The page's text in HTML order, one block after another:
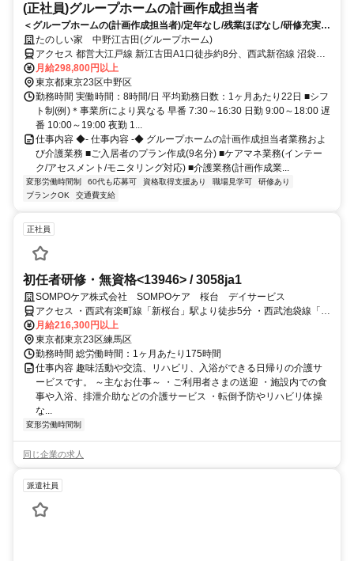
(正社員)グループホームの計画作成担当者
＜グループホームの(計画作成担当者)/定年なし/残業ほぼなし/研修充実＞
プラン作成人数9名なので丁寧なプランが作成可能。ケアマネの更新研
修 費用サポート制度あり◎
たのしい家 中野江古田(グループホーム)
アクセス 都営大江戸線 新江古田A1口徒歩約8分、西武新宿線 沼袋北
口徒歩約15分、西武池袋線 江古田南口徒歩約17分 地下鉄大江戸線
「新江古田」駅から徒歩約8分
月給298,800円以上
東京都東京23区中野区
勤務時間 実働時間：8時間/日 平均勤務日数：1ヶ月あたり22日 ■シフ
ト制(例)＊事業所により異なる 早番 7:30～16:30 日勤 9:00～18:00 遅
番 10:00～19:00 夜勤 1...
仕事内容 ◆- 仕事内容 -◆ グループホームの計画作成担当者業務およ
び介護業務 ■ご入居者のプラン作成(9名分) ■ケアマネ業務(インテー
ク/アセスメント/モニタリング対応) ■介護業務(計画作成業...
変形労働時間制 60代も応募可 資格取得支援あり 職場見学可
研修あり
ブランクOK
交通費支給
正社員
初任者研修・無資格<13946> / 3058ja1
SOMPOケア株式会社 SOMPOケア 桜台 デイサービス
アクセス ・西武有楽町線「新桜台」駅より徒歩5分 ・西武池袋線「桜
台」駅より徒歩8分
月給216,300円以上
東京都東京23区練馬区
勤務時間 総労働時間：1ヶ月あたり175時間
仕事内容 趣味活動や交流、リハビリ、入浴ができる日帰りの介護サ
ービスです。 ～主なお仕事～ ・ご利用者さまの送迎 ・施設内での食
事や入浴、排泄介助などの介護サービス ・転倒予防やリハビリ体操
な...
変形労働時間制
同じ企業の求人
派遣社員